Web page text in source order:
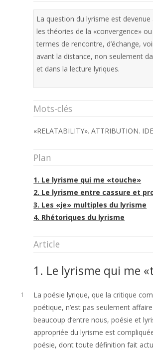
La question du lyrisme est devenue
les théories de la «convergence»
termes de rencontre, d’échange,
avant la distance, non seulement
et dans la lecture lyriques.
Mots-clés
«RELATABILITY». ATTRIBUTION.
Plan
1. Le lyrisme qui me «touche»
2. Le lyrisme entre cassure et
3. Les «je» multiples du lyrisme
4. Rhétoriques du lyrisme
Article
1. Le lyrisme qui me
1
La poésie lyrique, que la critique
poétique, n’est pas seulement
beaucoup d’entre nous, poésie et
appropriée du lyrisme est
poésie, dont toute définition fait